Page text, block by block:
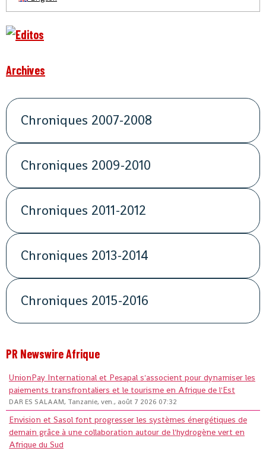
Archives
Chroniques 2007-2008
Chroniques 2009-2010
Chroniques 2011-2012
Chroniques 2013-2014
Chroniques 2015-2016
PR Newswire Afrique
UnionPay International et Pesapal s'associent pour dynamiser les
paiements transfrontaliers et le tourisme en Afrique de l'Est
DAR ES SALAAM, Tanzanie, ven., août 7 2026 07:32
Envision et Sasol font progresser les systèmes énergétiques de
demain grâce à une collaboration autour de l'hydrogène vert en
Afrique du Sud